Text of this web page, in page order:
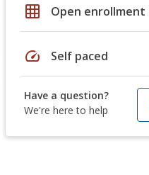
grid_on Open enrollment
speed Self paced
Have a question?
We're here to help